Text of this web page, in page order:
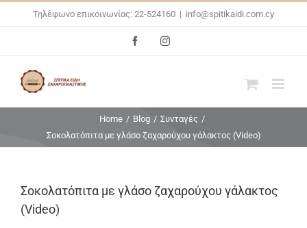
Τηλέφωνο επικοινωνίας: 22-524160 | info@spitikaidi.com.cy
FacebookInstagram
Home / Blog / Συνταγές /
Σοκολατόπιτα με γλάσο ζαχαρούχου γάλακτος (Video)
Σοκολατόπιτα με γλάσο ζαχαρούχου γάλακτος
(Video)